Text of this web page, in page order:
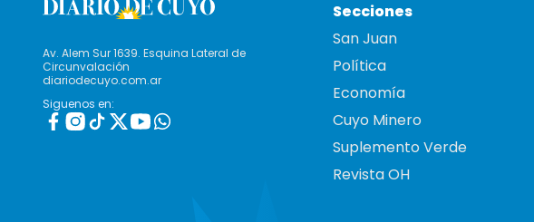
Av. Alem Sur 1639. Esquina Lateral de
Circunvalación
diariodecuyo.com.ar
Siguenos en:
Secciones
San Juan
Política
Economía
Cuyo Minero
Suplemento Verde
Revista OH